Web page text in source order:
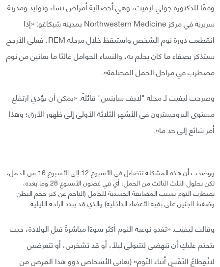
وفقًا للدكتورة جولي ليفيت، وهي أخصائية أمراض نساء وتوليد ومدربة
سريرية في مركز Northwestern Medicine بمدينة شيكاغو: «إذا
انقطعت دورة نوم الشخص واستيقظ خلال مرحلة REM، فعلى الأرجح
سيتذكر بصفاء ما كان يحلم به، والنساء الحوامل غالبًا ما يعانين من نوم
مضطرب في مراحل الحمل المختلفة».
وصرحت ليفيت لـ مجلة "لايف ساينس" قائلةً: «يمكن أن يؤدي ارتفاع
مستوى البروجسترون في الأشهر الثلاثة الأولى إلى ظهور الأرق؛ وهذا
أمر شائع إلى حد ما».
ووضحت أن هذه المشكلة تتضاءل في الأسبوع 12 إلى الأسبوع 16 من الحمل،
لكن بحلول الثلث الثالث من الحمل، أي في غضون الأسبوع 28 وما بعده،
يضطرب النوم بسبب المضايقة الجسدية للحامل (الناجم عن كبر حجم البطن
وضغط الجنين على بقية الأعضاء الداخلية) والذي قد يبدد الراحة الليلية.
وقالت ليفيت: «تغدو نوعية النوم أكثر سوءًا مباشرةً قبل الولادة، حيث
يتحتم عليكِ أن تنهضي لتتبولي ليلًا، أو قد تشخرين، أو تتعرضين
لانْقِطاعُ النَفَسِ أثناء النَّومِ» (يعاني الأشخاص ذوو هذا المرض من